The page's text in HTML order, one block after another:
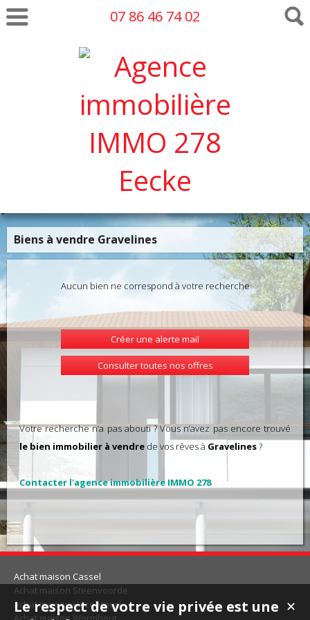
07 86 46 74 02
Biens à vendre Gravelines
Aucun bien ne correspond à votre recherche
Créer une alerte mail
Consulter toutes nos offres
Votre recherche n’a pas abouti ? Vous n’avez pas encore trouvé
le bien immobilier à vendre de vos rêves à Gravelines?
Contacter l'agence immobilière IMMO 278
Achat maison Cassel
Achat maison Steenvoorde
Achat maison Hazebrouck
✕
Le respect de votre vie privée est une